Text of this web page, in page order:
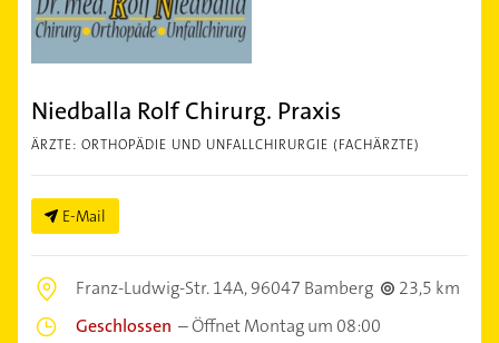
Niedballa Rolf Chirurg. Praxis
ÄRZTE: ORTHOPÄDIE UND UNFALLCHIRURGIE (FACHÄRZTE)
E-Mail
Franz-Ludwig-Str. 14A,96047 Bamberg
23,5 km
Geschlossen –Öffnet Montag um 08:00